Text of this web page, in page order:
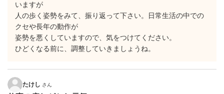
いますが
人の歩く姿勢をみて、振り返って下さい。日常生活の中での
クセや長年の動作が
姿勢を悪くしていますので、気をつけてください。
ひどくなる前に、調整していきましょうね。
たけし さん